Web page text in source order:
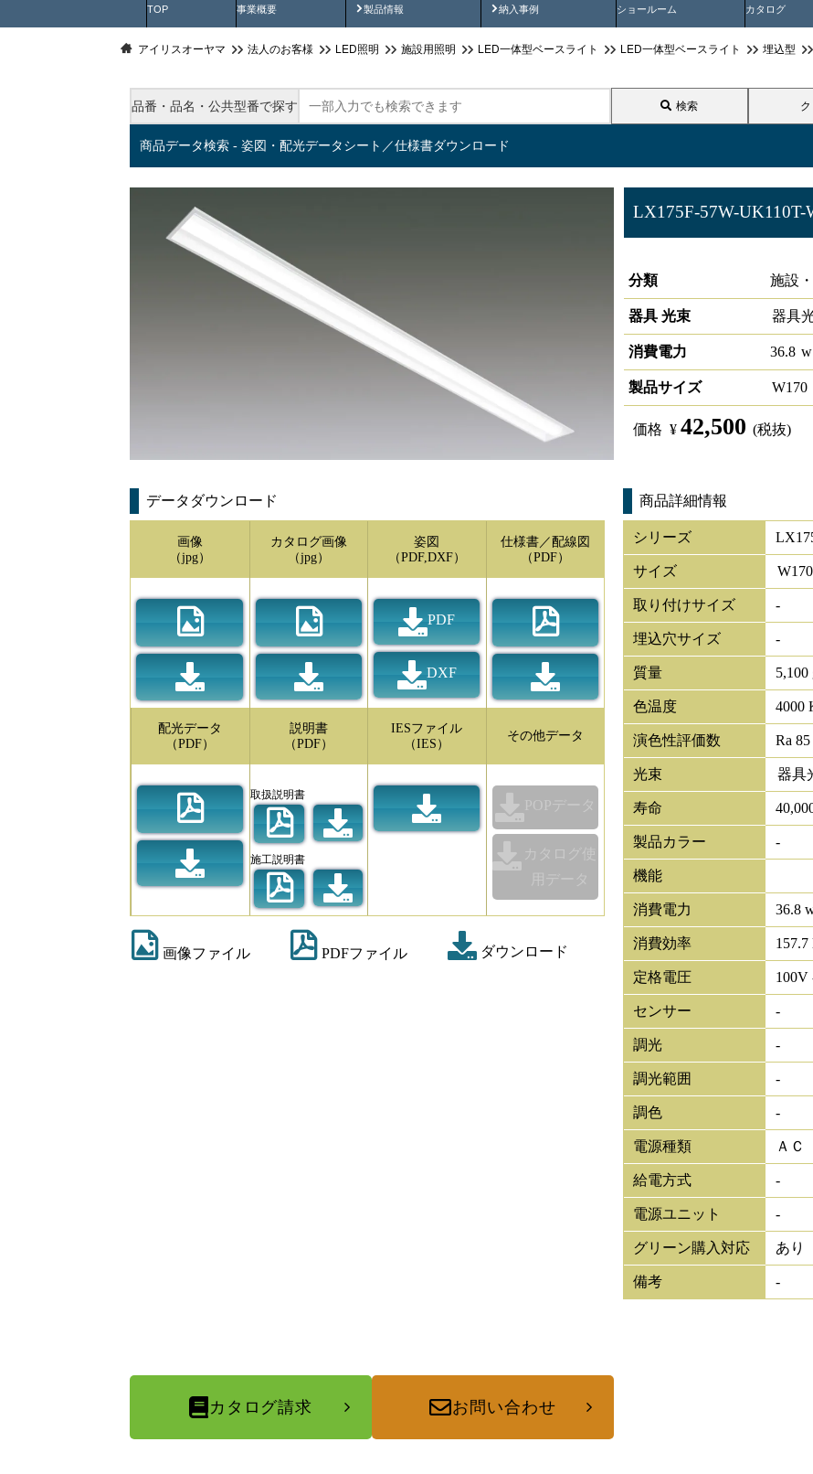
TOP 事業概要 製品情報
製品動画 納入事例
納入事例動画 ショールーム カタログ
アイリスオーヤマ 法人のお客様 LED照明 施設用照明 LED一体型ベースライト LED一体型ベースライト 埋込型
品番・品名・公共型番で探す 検索
商品データ検索 - 姿図・配光データシート／仕様書ダウンロード
LX175F-57W-UK110T-
分類
施設
器具 光束 器具
消費電力 36.8 w
製品サイズ W170
価格 ¥ 42,500 (税抜)
データダウンロード
画像
（jpg）
カタログ画像
（jpg）
姿図
（PDF,DXF）
PDF
DXF
仕様書／配線図
（PDF）
配光データ
（PDF）
説明書
（PDF）
取扱説明書
施工説明書
IESファイル
（IES）
その他データ
POPデータ
カタログ使
用データ
画像ファイル PDFファイル ダウンロード
商品詳細情報
シリーズ
サイズ W170
取り付けサイズ -
埋込穴サイズ -
質量 5,100
色温度 4000
演色性評価数 Ra 85
光束 器具
寿命
製品カラー -
機能
消費電力 36.8
消費効率 157.7
定格電圧 100V
センサー -
調光 -
調光範囲 -
調色 -
電源種類 ＡＣ
給電方式 -
電源ユニット -
グリーン購入対応 あり
備考 -
カタログ請求 お問い合わせ